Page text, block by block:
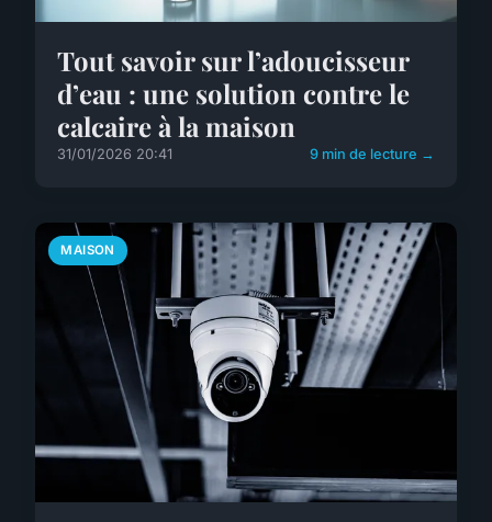
Tout savoir sur l’adoucisseur
d’eau : une solution contre le
calcaire à la maison
31/01/2026 20:41 9 min de lecture →
MAISON